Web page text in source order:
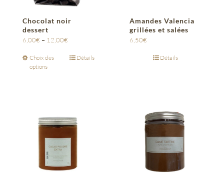
Chocolat noir
dessert
6,00€ – 12,00€
Choix des
options
Détails
Amandes Valencia
grillées et salées
6,50€
Détails